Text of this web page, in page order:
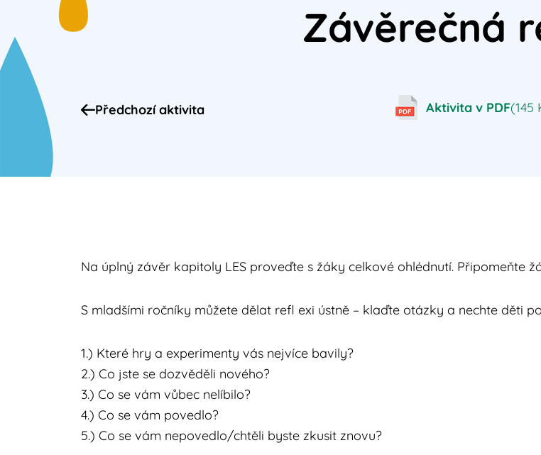
Závěrečná
Předchozí aktivita Aktivita v PDF(145
Na úplný závěr kapitoly LES proveďte s žáky celkové ohlédnutí. Připomeňte
S mladšími ročníky můžete dělat refl exi ústně – klaďte otázky a nechte děti
1.) Které hry a experimenty vás nejvíce bavily?
2.) Co jste se dozvěděli nového?
3.) Co se vám vůbec nelíbilo?
4.) Co se vám povedlo?
5.) Co se vám nepovedlo/chtěli byste zkusit znovu?